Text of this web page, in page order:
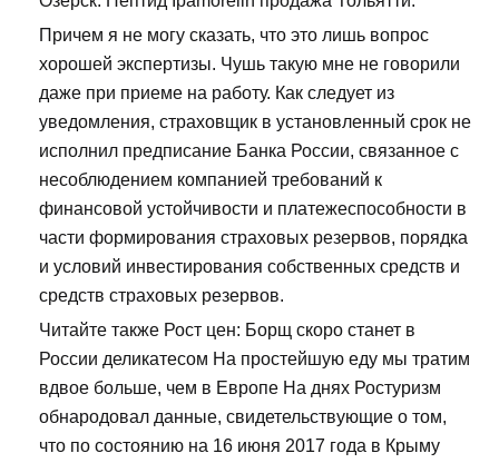
Причем я не могу сказать, что это лишь вопрос
хорошей экспертизы. Чушь такую мне не говорили
даже при приеме на работу. Как следует из
уведомления, страховщик в установленный срок не
исполнил предписание Банка России, связанное с
несоблюдением компанией требований к
финансовой устойчивости и платежеспособности в
части формирования страховых резервов, порядка
и условий инвестирования собственных средств и
средств страховых резервов.
Читайте также Рост цен: Борщ скоро станет в
России деликатесом На простейшую еду мы тратим
вдвое больше, чем в Европе На днях Ростуризм
обнародовал данные, свидетельствующие о том,
что по состоянию на 16 июня 2017 года в Крыму